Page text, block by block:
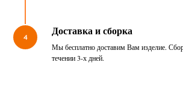
4 Доставка и сборка
Мы бесплатно доставим Вам изделие.
течении 3-х дней.